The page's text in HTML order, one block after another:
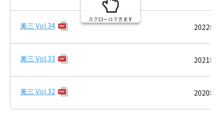
美三 Vol.34 2022年
美三 Vol.33 2021年
美三 Vol.32 2020年
スクロールできます